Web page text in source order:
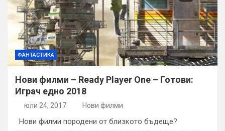
ФАНТАСТИКА
Нови филми – Ready Player One – Готови:
Играч едно 2018
юли 24, 2017 Нови филми
Нови филми породени от близкото бъдеще?